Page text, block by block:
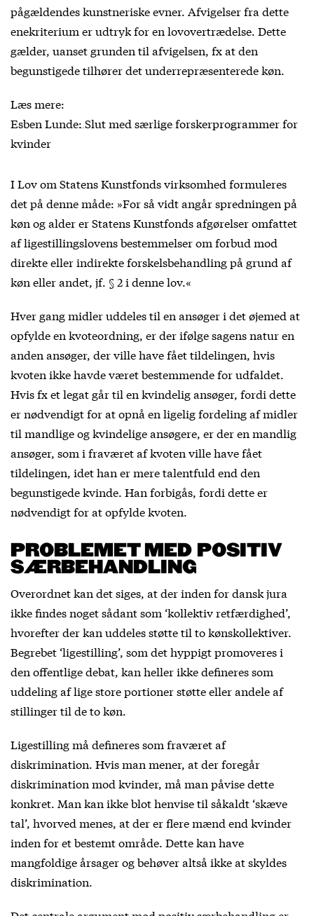
pågældendes kunstneriske evner. Afvigelser fra dette
enekriterium er udtryk for en lovovertrædelse. Dette
gælder, uanset grunden til afvigelsen, fx at den
begunstigede tilhører det underrepræsenterede køn.
Læs mere:
Esben Lunde: Slut med særlige forskerprogrammer for
kvinder
I Lov om Statens Kunstfonds virksomhed formuleres
det på denne måde: »For så vidt angår spredningen på
køn og alder er Statens Kunstfonds afgørelser omfattet
af ligestillingslovens bestemmelser om forbud mod
direkte eller indirekte forskelsbehandling på grund af
køn eller andet, jf. § 2 i denne lov.«
Hver gang midler uddeles til en ansøger i det øjemed at
opfylde en kvoteordning, er der ifølge sagens natur en
anden ansøger, der ville have fået tildelingen, hvis
kvoten ikke havde været bestemmende for udfaldet.
Hvis fx et legat går til en kvindelig ansøger, fordi dette
er nødvendigt for at opnå en ligelig fordeling af midler
til mandlige og kvindelige ansøgere, er der en mandlig
ansøger, som i fraværet af kvoten ville have fået
tildelingen, idet han er mere talentfuld end den
begunstigede kvinde. Han forbigås, fordi dette er
nødvendigt for at opfylde kvoten.
PROBLEMET MED POSITIV
SÆRBEHANDLING
Overordnet kan det siges, at der inden for dansk jura
ikke findes noget sådant som ‘kollektiv retfærdighed’,
hvorefter der kan uddeles støtte til to kønskollektiver.
Begrebet ‘ligestilling’, som det hyppigt promoveres i
den offentlige debat, kan heller ikke defineres som
uddeling af lige store portioner støtte eller andele af
stillinger til de to køn.
Ligestilling må defineres som fraværet af
diskrimination. Hvis man mener, at der foregår
diskrimination mod kvinder, må man påvise dette
konkret. Man kan ikke blot henvise til såkaldt ‘skæve
tal’, hvorved menes, at der er flere mænd end kvinder
inden for et bestemt område. Dette kan have
mangfoldige årsager og behøver altså ikke at skyldes
diskrimination.